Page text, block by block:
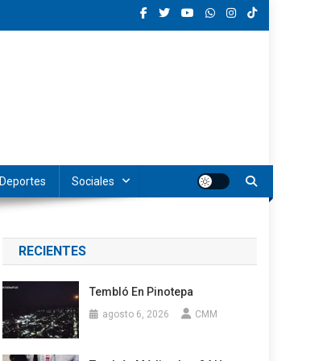
Deportes Sociales
RECIENTES
Tembló En Pinotepa
agosto 6, 2026 CMM